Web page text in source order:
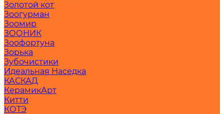
Золотой кот
Зоогурман
Зоомир
ЗООНИК
Зоофортуна
Зорька
Зубочистики
Идеальная Наседка
КАСКАД
КерамикАрт
Китти
КОТЭ